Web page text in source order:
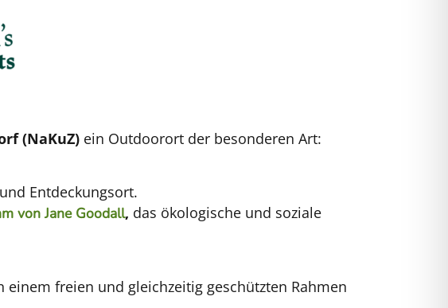
(NaKuZ) ein Outdoorort der besonderen Art:
Entdeckungsort.
von Jane Goodall, das ökologische und soziale
freien und gleichzeitig geschützten Rahmen